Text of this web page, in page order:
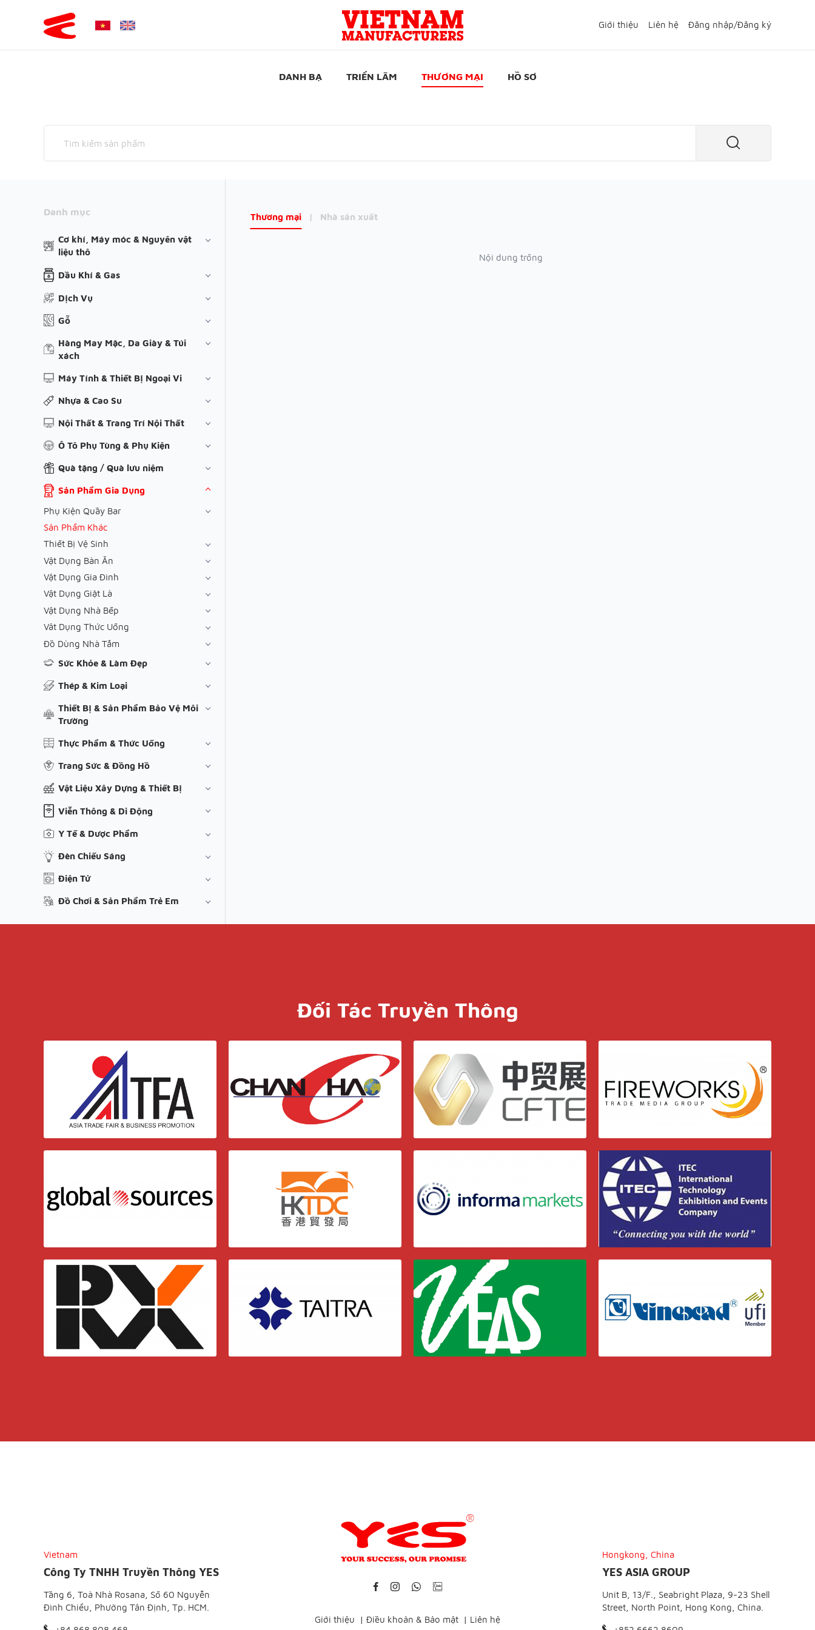
Giới thiệu Liên hệ Đăng nhập/Đăng ký
DANH BẠ TRIỂN LÃM THƯƠNG MẠI HỒ SƠ
Danh mục
Cơ khí, Máy móc & Nguyên vật
liệu thô
Dầu Khí & Gas
Dịch Vụ
Gỗ
Hàng May Mặc, Da Giày & Túi
xách
Máy Tính & Thiết Bị Ngoại Vi
Nhựa & Cao Su
Nội Thất & Trang Trí Nội Thất
Ô Tô Phụ Tùng & Phụ Kiện
Quà tặng / Quà lưu niệm
Sản Phẩm Gia Dụng
Phụ Kiện Quầy Bar
Sản Phẩm Khác
Thiết Bị Vệ Sinh
Vật Dụng Bàn Ăn
Vật Dụng Gia Đình
Vật Dụng Giặt Là
Vật Dụng Nhà Bếp
Vât Dụng Thức Uống
Đồ Dùng Nhà Tắm
Sức Khỏe & Làm Đẹp
Thép & Kim Loại
Thiết Bị & Sản Phẩm Bảo Vệ Môi
Trường
Thực Phẩm & Thức Uống
Trang Sức & Đồng Hồ
Vật Liệu Xây Dựng & Thiết Bị
Viễn Thông & Di Động
Y Tế & Dược Phẩm
Đèn Chiếu Sáng
Điện Tử
Đồ Chơi & Sản Phẩm Trẻ Em
Thương mại | Nhà sản xuất
Nội dung trống
Đối Tác Truyền Thông
Vietnam
Công Ty TNHH Truyền Thông YES
Tầng 6, Toà Nhà Rosana, Số 60 Nguyễn
Đình Chiểu, Phường Tân Định, Tp. HCM.
Giới thiệu | Điều khoản & Bảo mật | Liên hệ
Hongkong, China
YES ASIA GROUP
Unit B, 13/F., Seabright Plaza, 9-23 Shell
Street, North Point, Hong Kong, China.